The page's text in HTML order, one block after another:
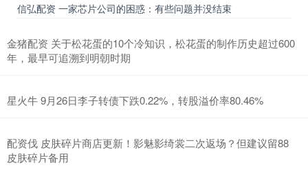
信弘配资 一家芯片公司的困惑：有些问题并没结束
金猪配资 关于松花蛋的10个冷知识，松花蛋的制作历史超过600
年，最早可追溯到明朝时期
星火牛 9月26日李子转债下跌0.22%，转股溢价率80.46%
配资伐 皮肤碎片商店更新！影魅影绮裳二次返场？但建议留88
皮肤碎片备用